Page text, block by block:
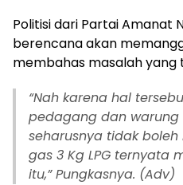
Politisi dari Partai Amanat
berencana akan
membahas masalah yang
“Nah karena hal
pedagang dan
seharusnya tidak
gas 3 Kg LPG ternyata
itu,” Pungkasnya. (Adv)